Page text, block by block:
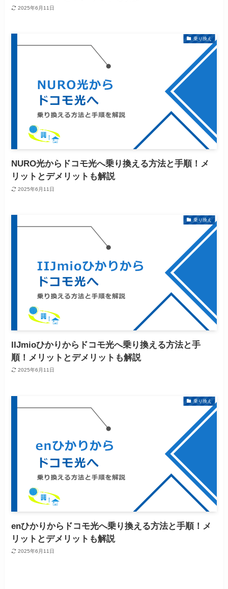
2025年6月11日
乗り換え
NURO光からドコモ光へ乗り換える方法と手順！メ
リットとデメリットも解説
2025年6月11日
乗り換え
IIJmioひかりからドコモ光へ乗り換える方法と手
順！メリットとデメリットも解説
2025年6月11日
乗り換え
enひかりからドコモ光へ乗り換える方法と手順！メ
リットとデメリットも解説
2025年6月11日